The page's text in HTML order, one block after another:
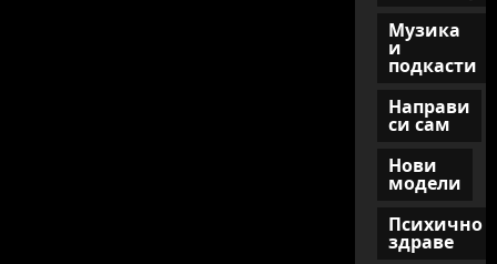
Музика
и
подкасти
Направи
си сам
Нови
модели
Психично
здраве